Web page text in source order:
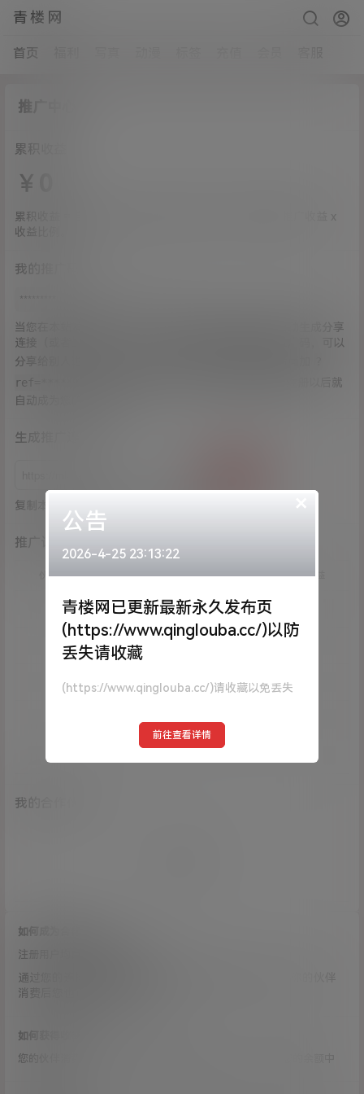
青楼网
首页
推广中心
累积收益
￥
累积收益 = 自己的推广收益 x 收益比例 + 合作伙伴的推广收益 x
收益比例。
我的推广码
当您在本站发布作品、快讯、圈子等内容的时候，会自动生成分享
连接（或者二维码），这个连接（二维码）自带您的推广码，可以
分享给别人进行推广。您也可以将在本站的任何网址后面加
ref=*********
分享给其他人，那么他通过这个连接注册以后就
自动成为您的合作伙伴。
生成推广连接
复制本站连接到此处，生成推广连接和二维码。
推广订单列表
伙伴 商品名称 伙伴层级 收益
我的合作伙伴
如何成为合作伙伴
注册用户均自动拥有推广权限。
通过您的连接注册的用户也将自动成为您的合作伙伴，你的伙伴
消费后您也可获得推广佣金。
如何获得收益？
您的伙伴消费后，您将获得相应比例的推广提成，进入到您的余额中
×
公告
2026-4-25 23:13:22
青楼网已更新最新永久发布页
(https://www.qinglouba.cc/)以防
丢失请收藏
(https://www.qinglouba.cc/)请收藏以免丢失
前往查看详情